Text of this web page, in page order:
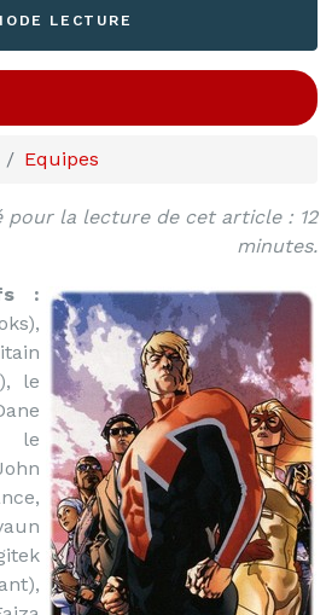
LECTURE
Equipes
pour la lecture de cet article : 12
minutes.
:
le
le